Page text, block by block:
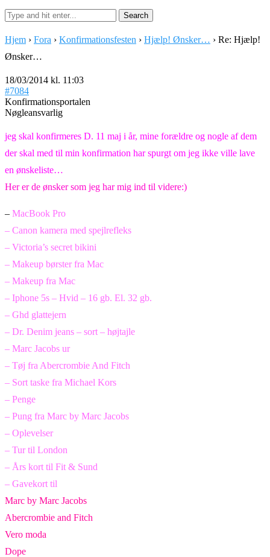
Hjem › Fora › Konfirmationsfesten › Hjælp! Ønsker… › Re: Hjælp!
Ønsker…
18/03/2014 kl. 11:03
#7084
Konfirmationsportalen
Nøgleansvarlig
jeg skal konfirmeres D. 11 maj i år, mine forældre og nogle af dem
der skal med til min konfirmation har spurgt om jeg ikke ville lave
en ønskeliste…
Her er de ønsker som jeg har mig ind til videre:)
– MacBook Pro
– Canon kamera med spejlrefleks
– Victoria’s secret bikini
– Makeup børster fra Mac
– Makeup fra Mac
– Iphone 5s – Hvid – 16 gb. El. 32 gb.
– Ghd glattejern
– Dr. Denim jeans – sort – højtajle
– Marc Jacobs ur
– Tøj fra Abercrombie And Fitch
– Sort taske fra Michael Kors
– Penge
– Pung fra Marc by Marc Jacobs
– Oplevelser
– Tur til London
– Års kort til Fit & Sund
– Gavekort til
Marc by Marc Jacobs
Abercrombie and Fitch
Vero moda
Dope